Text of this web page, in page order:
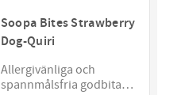
Soopa Bites Strawberry
Dog-Quiri
Allergivänliga och
spannmålsfria godbitar